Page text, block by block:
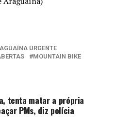
URGENTE
MOUNTAIN BIKE
tenta matar a própria
PMs, diz polícia